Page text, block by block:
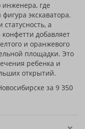
где
экскаватора.
а
добавляет
и оранжевого
площадки. Это
ребенка и
открытий.
за 9 350